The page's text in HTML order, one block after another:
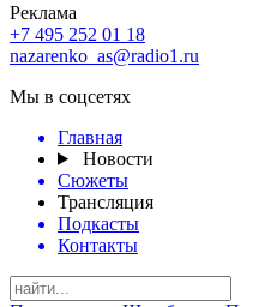
Реклама
+7 495 252 01 18
nazarenko_as@radio1.ru
Мы в соцсетях
Главная
Новости
Сюжеты
Трансляция
Подкасты
Контакты